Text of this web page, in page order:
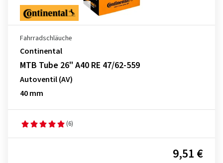
Fahrradschläuche
Continental
MTB Tube 26" A40 RE 47/62-559
Autoventil (AV)
40 mm
(6)
9,51 €